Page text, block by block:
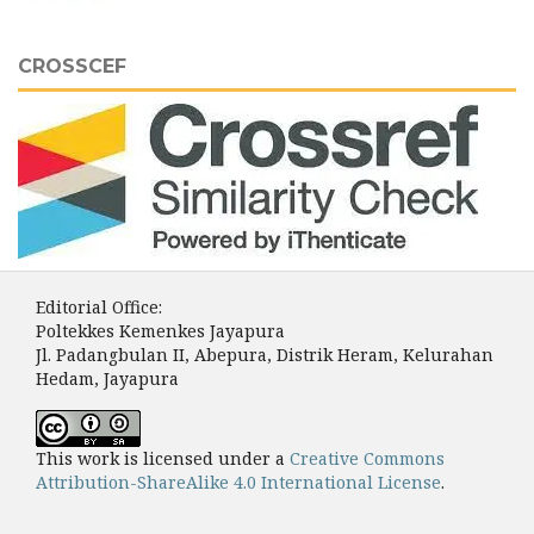
CROSSCEF
Editorial Office:
Poltekkes Kemenkes Jayapura
Jl. Padangbulan II, Abepura, Distrik Heram, Kelurahan
Hedam, Jayapura
This work is licensed under a Creative Commons
Attribution-ShareAlike 4.0 International License.